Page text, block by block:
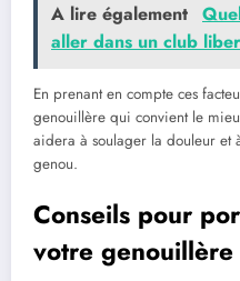
A lire également
aller dans un club
En prenant en compte ces
genouillère qui convient le
aidera à soulager la douleur
genou.
Conseils pour
votre genouillère